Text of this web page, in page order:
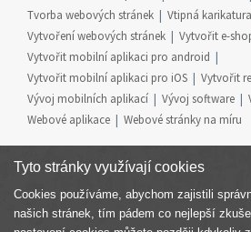
Tvorba webových stránek
Vtipná karikatura
Vytvoření webových stránek
Vytvořit e-
Vytvořit mobilní aplikaci pro android
Vytvořit mobilní aplikaci pro iOS
Vytvořit
Vývoj mobilních aplikací
Vývoj software
Webové aplikace
Webové stránky na míru
Součást skupiny
Tyto stránky využívají cookies
Cookies používáme, abychom zajistili
našich stránek, tím pádem co nejlepší